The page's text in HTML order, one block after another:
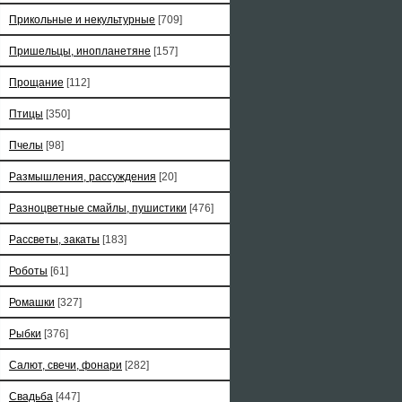
Прикольные и некультурные [709]
Пришельцы, инопланетяне [157]
Прощание [112]
Птицы [350]
Пчелы [98]
Размышления, рассуждения [20]
Разноцветные смайлы, пушистики [476]
Рассветы, закаты [183]
Роботы [61]
Ромашки [327]
Рыбки [376]
Салют, свечи, фонари [282]
Свадьба [447]